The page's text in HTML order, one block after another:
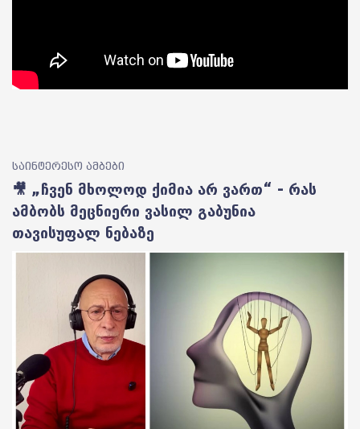
საინტერესო ამბები
🎥 „ჩვენ მხოლოდ ქიმია არ ვართ“ - რას
ამბობს მეცნიერი ვასილ გაბუნია
თავისუფალ ნებაზე